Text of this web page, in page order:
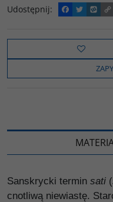
Udostępnij:
F
a
e
o
k
T
w
t
t
e
W
y
o
C
o
y
i
n
k
Sanskrycki termin sati (
cnotliwą niewiastę.